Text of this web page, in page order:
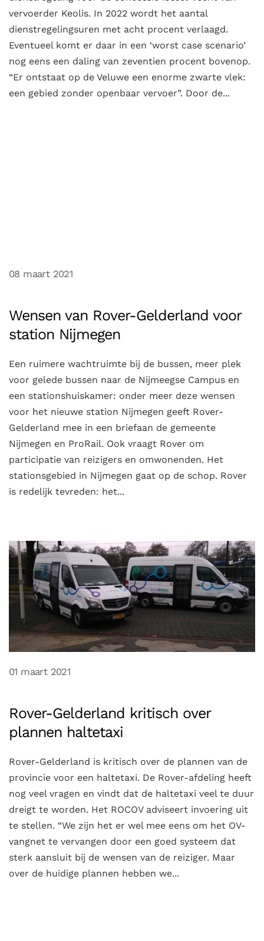
vervoerder Keolis. In 2022 wordt het aantal
dienstregelingsuren met acht procent verlaagd.
Eventueel komt er daar in een ‘worst case scenario’
nog eens een daling van zeventien procent bovenop.
“Er ontstaat op de Veluwe een enorme zwarte vlek:
een gebied zonder openbaar vervoer”. Door de...
08 maart 2021
Wensen van Rover-Gelderland voor
station Nijmegen
Een ruimere wachtruimte bij de bussen, meer plek
voor gelede bussen naar de Nijmeegse Campus en
een stationshuiskamer: onder meer deze wensen
voor het nieuwe station Nijmegen geeft Rover-
Gelderland mee in een briefaan de gemeente
Nijmegen en ProRail. Ook vraagt Rover om
participatie van reizigers en omwonenden. Het
stationsgebied in Nijmegen gaat op de schop. Rover
is redelijk tevreden: het...
01 maart 2021
Rover-Gelderland kritisch over
plannen haltetaxi
Rover-Gelderland is kritisch over de plannen van de
provincie voor een haltetaxi. De Rover-afdeling heeft
nog veel vragen en vindt dat de haltetaxi veel te duur
dreigt te worden. Het ROCOV adviseert invoering uit
te stellen. “We zijn het er wel mee eens om het OV-
vangnet te vervangen door een goed systeem dat
sterk aansluit bij de wensen van de reiziger. Maar
over de huidige plannen hebben we...